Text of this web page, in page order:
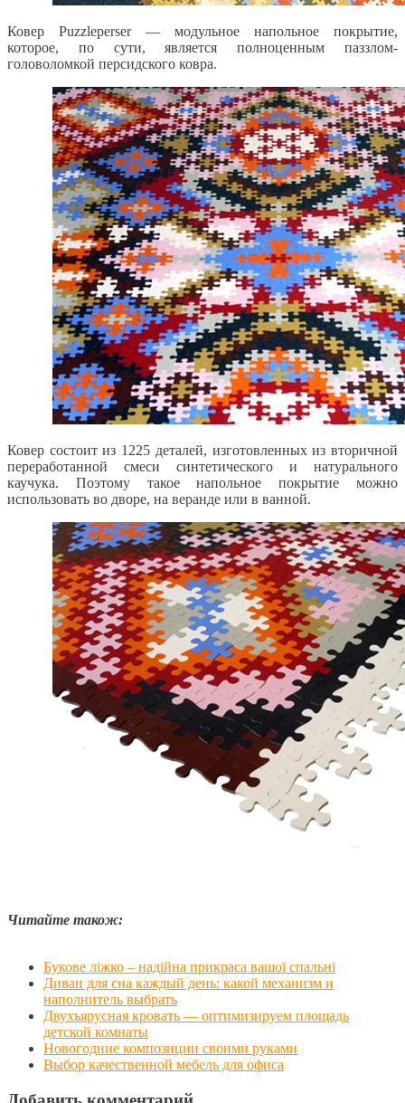
Ковер Puzzleperser — модульное напольное покрытие,
которое, по сути, является полноценным паззлом-
головоломкой персидского ковра.
Ковер состоит из 1225 деталей, изготовленных из вторичной
переработанной смеси синтетического и натурального
каучука. Поэтому такое напольное покрытие можно
использовать во дворе, на веранде или в ванной.
Читайте також:
Букове ліжко – надійна прикраса вашої спальні
Диван для сна каждый день: какой механизм и
наполнитель выбрать
Двухъярусная кровать — оптимизируем площадь
детской комнаты
Новогодние композиции своими руками
Выбор качественной мебель для офиса